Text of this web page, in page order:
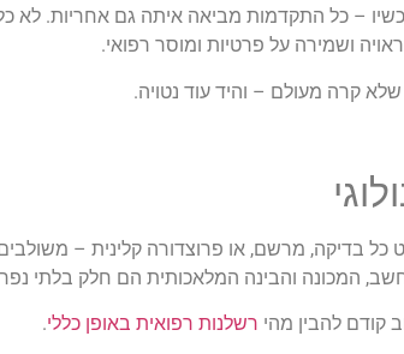
– כל התקדמות מביאה איתה גם אחריות. לא
ושמירה על פרטיות ומוסר רפואי.
קרה מעולם – והיד עוד נטויה.
כל בדיקה, מרשם, או פרוצדורה קלינית –
המכונה והבינה המלאכותית הם חלק בלתי
קודם להבין מהי רשלנות רפואית באופן כללי.